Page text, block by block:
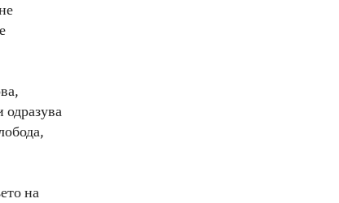
одразува
на